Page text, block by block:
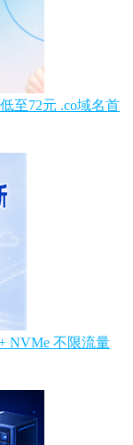
至72元 .co域名首
NVMe 不限流量